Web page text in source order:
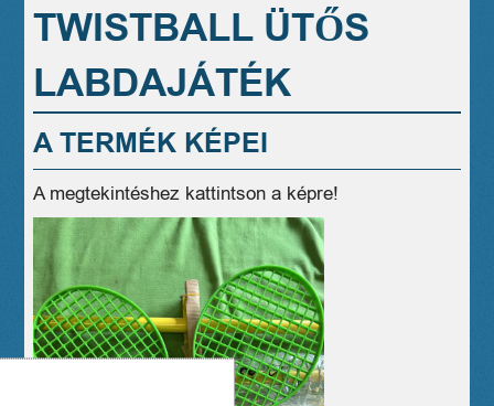
TWISTBALL ÜTŐS
LABDAJÁTÉK
A TERMÉK KÉPEI
A megtekintéshez kattintson a képre!